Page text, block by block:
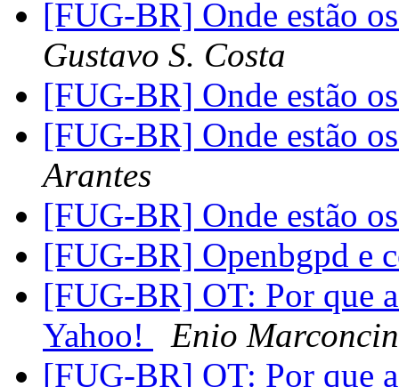
[FUG-BR] Onde estão
Gustavo S. Costa
[FUG-BR] Onde estão
[FUG-BR] Onde estão
Arantes
[FUG-BR] Onde estão
[FUG-BR] Openbgpd e
[FUG-BR] OT: Por que
Yahoo!
Enio
[FUG-BR] OT: Por que